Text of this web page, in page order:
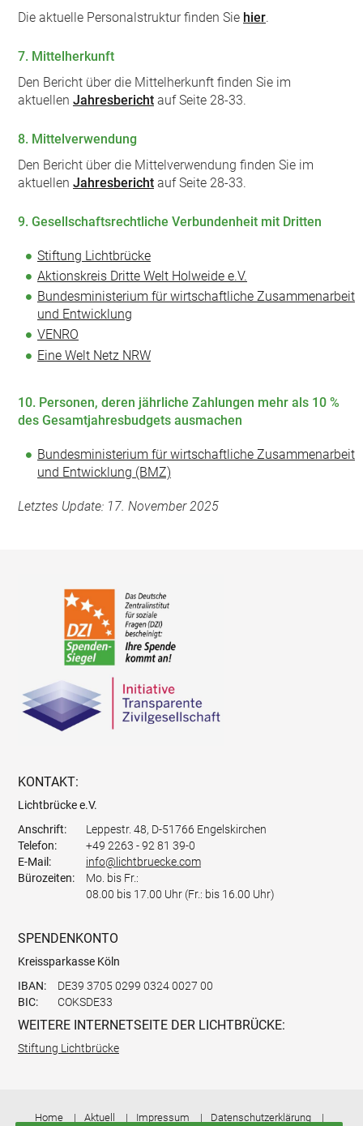
Die aktuelle Personalstruktur finden Sie hier.
7. Mittelherkunft
Den Bericht über die Mittelherkunft finden Sie im
aktuellen Jahresbericht auf Seite 28-33.
8. Mittelverwendung
Den Bericht über die Mittelverwendung finden Sie im
aktuellen Jahresbericht auf Seite 28-33.
9. Gesellschaftsrechtliche Verbundenheit mit Dritten
Stiftung Lichtbrücke
Aktionskreis Dritte Welt Holweide e.V.
Bundesministerium für wirtschaftliche Zusammenarbeit
und Entwicklung
VENRO
Eine Welt Netz NRW
10. Personen, deren jährliche Zahlungen mehr als 10 %
des Gesamtjahresbudgets ausmachen
Bundesministerium für wirtschaftliche Zusammenarbeit
und Entwicklung (BMZ)
Letztes Update: 17. November 2025
KONTAKT:
Lichtbrücke e.V.
Anschrift:
Leppestr. 48, D-51766 Engelskirchen
Telefon:
+49 2263 - 92 81 39-0
E-Mail:
info@lichtbruecke.com
Bürozeiten:
Mo. bis Fr.:
08.00 bis 17.00 Uhr (Fr.: bis 16.00 Uhr)
SPENDENKONTO
Kreissparkasse Köln
IBAN:
DE39 3705 0299 0324 0027 00
BIC:
COKSDE33
WEITERE INTERNETSEITE DER LICHTBRÜCKE:
Stiftung Lichtbrücke
Home Aktuell Impressum
Datenschutzerklärung